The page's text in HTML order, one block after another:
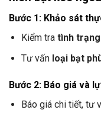
Bước 1: Khảo sát
Kiểm tra tình
Tư vấn loại bạt
Bước 2: Báo giá và
Báo giá chi tiết, tư